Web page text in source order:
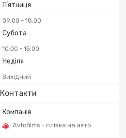
Пʼятниця
09:00 18:00
Субота
10:00 15:00
Неділя
Вихідний
Контакти
Avtofilms - плівка на авто